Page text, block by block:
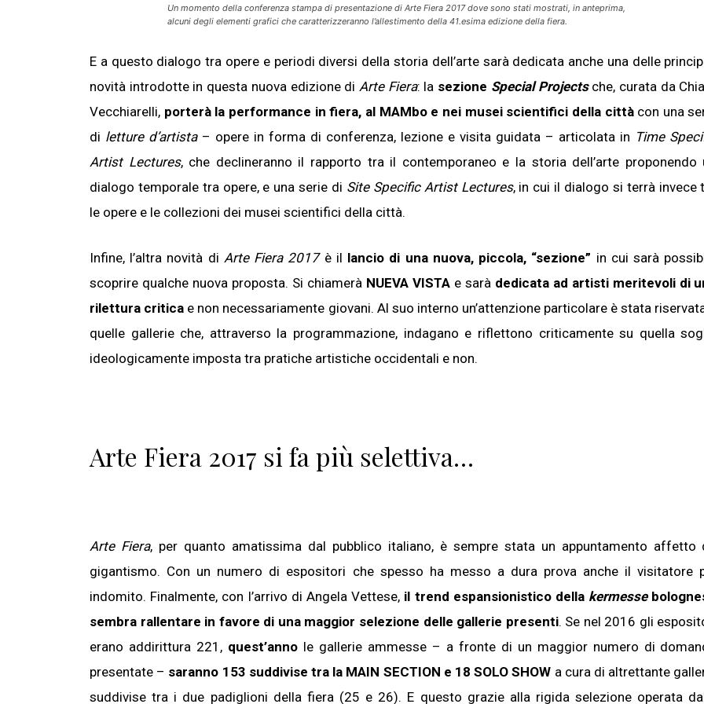
Un momento della conferenza stampa di presentazione di Arte Fiera 2017 dove sono stati mostrati, in anteprima,
alcuni degli elementi grafici che caratterizzeranno l’allestimento della 41.esima edizione della fiera.
E a questo dialogo tra opere e periodi diversi della storia dell’arte sarà dedicata anche una delle
novità introdotte in questa nuova edizione diArte Fiera: la sezione Special Projectsche, curata da
Vecchiarelli, porterà la performance in fiera, al MAMbo e nei musei scientifici della cittàcon una
di letture d’artista– opere in forma di conferenza, lezione e visita guidata – articolata in Time
Artist Lectures, che declineranno il rapporto tra il contemporaneo e la storia dell’arte proponendo
dialogo temporale tra opere, e una serie di Site Specific Artist Lectures, in cui il dialogo si terrà invece
le opere e le collezioni dei musei scientifici della città.
Infine, l’altra novità di Arte Fiera 2017è il lancio di una nuova, piccola, “sezione” in cui sarà
scoprire qualche nuova proposta. Si chiamerà NUEVA VISTAe sarà dedicata ad artisti meritevoli di
rilettura critica e non necessariamente giovani. Al suo interno un’attenzione particolare è stata
quelle gallerie che, attraverso la programmazione, indagano e riflettono criticamente su quella
ideologicamente imposta tra pratiche artistiche occidentali e non.
Arte Fiera 2017 si fa più selettiva…
Arte Fiera, per quanto amatissima dal pubblico italiano, è sempre stata un appuntamento affetto
gigantismo. Con un numero di espositori che spesso ha messo a dura prova anche il visitatore
indomito. Finalmente, con l’arrivo di Angela Vettese, il trend espansionistico della kermesse
sembra rallentare in favore di una maggior selezione delle gallerie presenti. Se nel 2016 gli
erano addirittura 221, quest’annole gallerie ammesse – a fronte di un maggior numero di
presentate – saranno 153 suddivise tra la MAIN SECTION e 18 SOLO SHOW a cura di altrettante
suddivise tra i due padiglioni della fiera (25 e 26). E questo grazie alla rigida selezione operata